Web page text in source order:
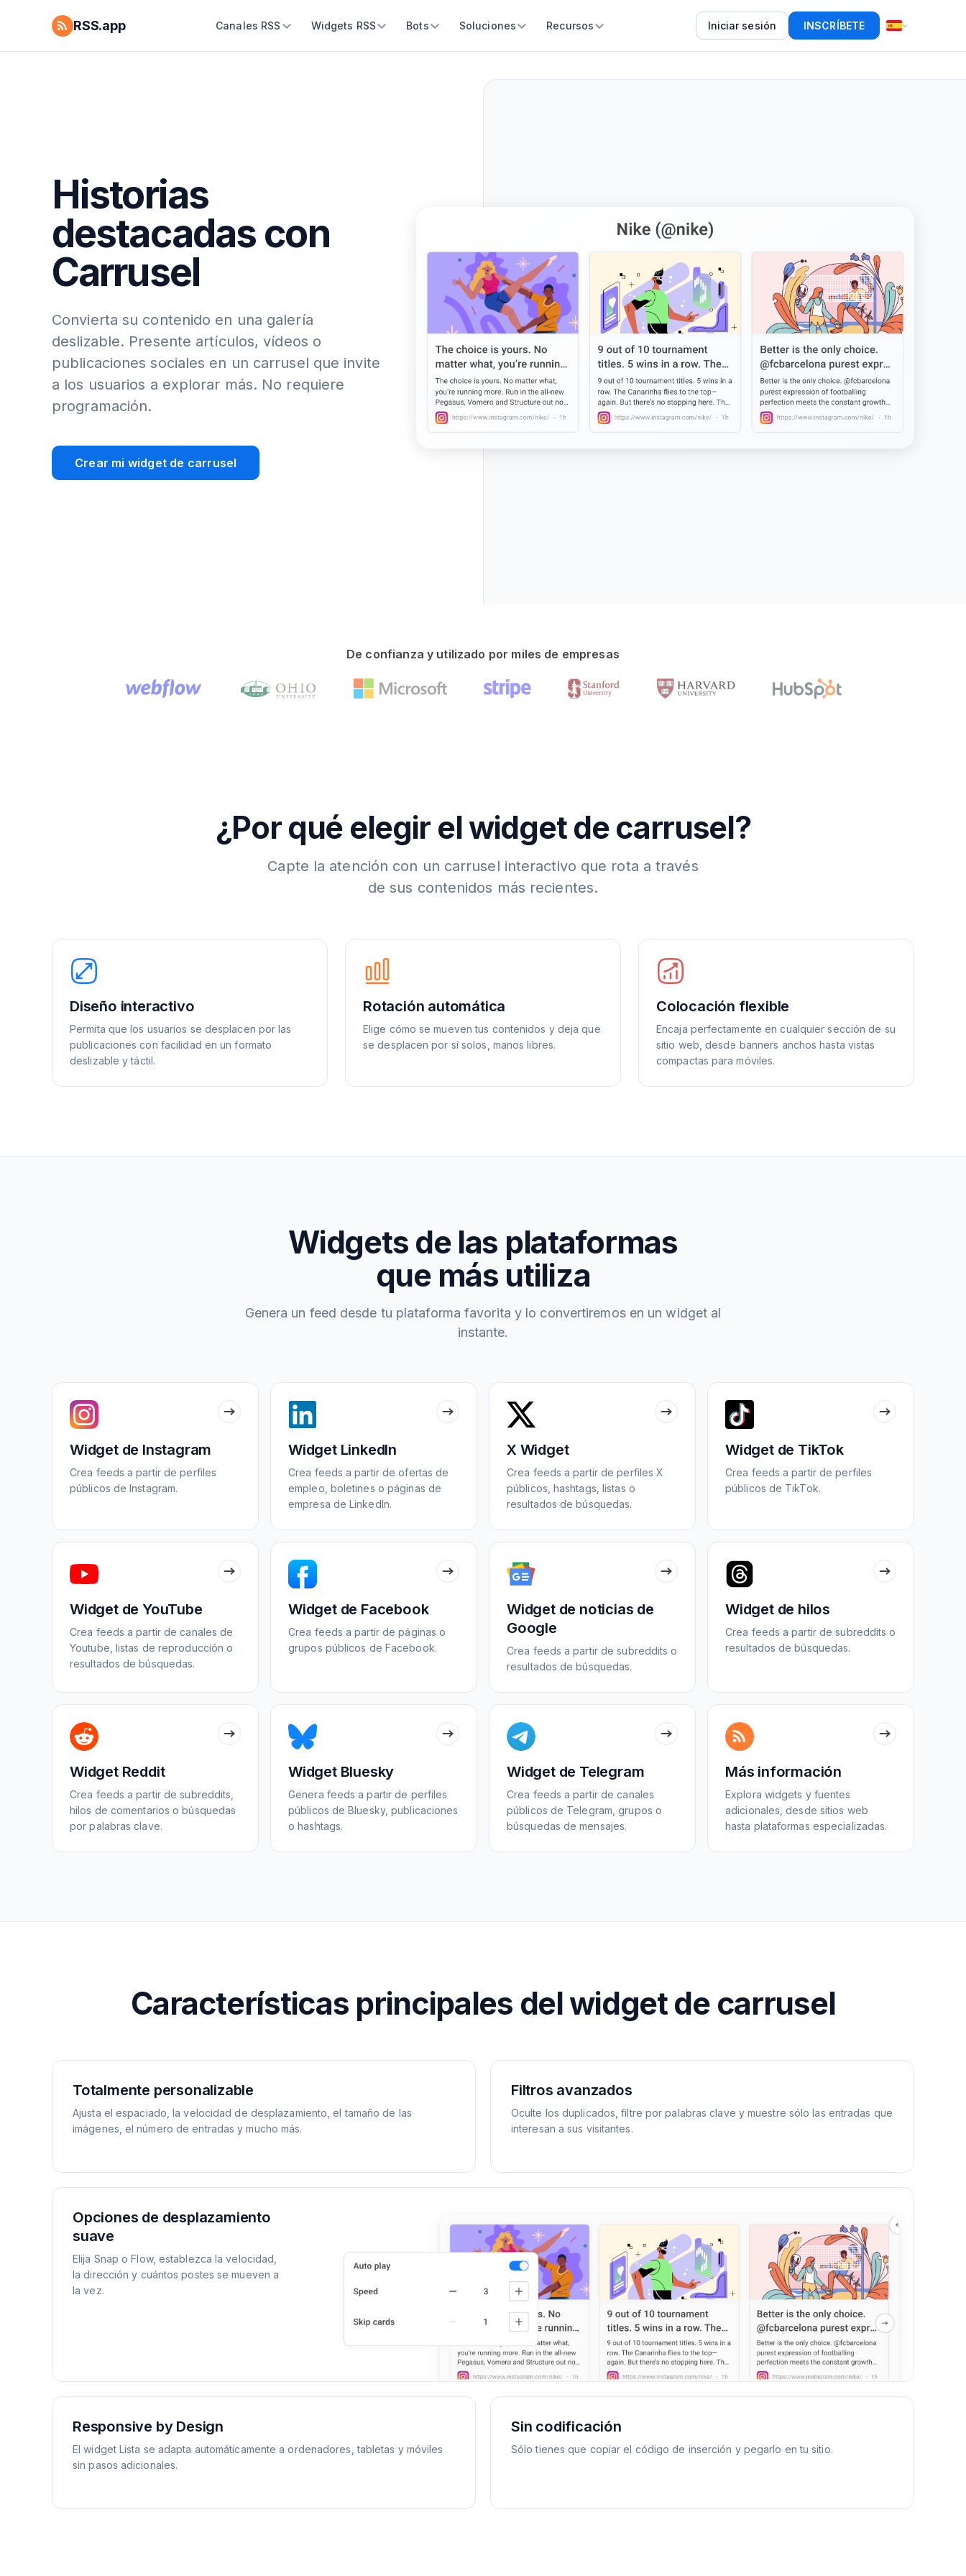
RSS.app Canales RSS Widgets RSS Bots Soluciones Recursos Iniciar sesión INSCRÍBETE
Historias
destacadas con
Carrusel
Convierta su contenido en una galería
deslizable. Presente artículos, vídeos o
publicaciones sociales en un carrusel que invite
a los usuarios a explorar más. No requiere
programación.
Crear mi widget de carrusel
De confianza y utilizado por miles de empresas
¿Por qué elegir el widget de carrusel?
Capte la atención con un carrusel interactivo que rota a través
de sus contenidos más recientes.
Diseño interactivo
Permita que los usuarios se desplacen por las
publicaciones con facilidad en un formato
deslizable y táctil.
Rotación automática
Elige cómo se mueven tus contenidos y deja que
se desplacen por sí solos, manos libres.
Colocación flexible
Encaja perfectamente en cualquier sección de su
sitio web, desde banners anchos hasta vistas
compactas para móviles.
Widgets de las plataformas
que más utiliza
Genera un feed desde tu plataforma favorita y lo convertiremos en un widget al
instante.
Widget de Instagram
Crea feeds a partir de perfiles
públicos de Instagram.
Widget LinkedIn
Crea feeds a partir de ofertas de
empleo, boletines o páginas de
empresa de LinkedIn.
X Widget
Crea feeds a partir de perfiles X
públicos, hashtags, listas o
resultados de búsquedas.
Widget de TikTok
Crea feeds a partir de perfiles
públicos de TikTok.
Widget de YouTube
Crea feeds a partir de canales de
Youtube, listas de reproducción o
resultados de búsquedas.
Widget de Facebook
Crea feeds a partir de páginas o
grupos públicos de Facebook.
Widget de noticias de
Google
Crea feeds a partir de subreddits o
resultados de búsquedas.
Widget de hilos
Crea feeds a partir de subreddits o
resultados de búsquedas.
Widget Reddit
Crea feeds a partir de subreddits,
hilos de comentarios o búsquedas
por palabras clave.
Widget Bluesky
Genera feeds a partir de perfiles
públicos de Bluesky, publicaciones
o hashtags.
Widget de Telegram
Crea feeds a partir de canales
públicos de Telegram, grupos o
búsquedas de mensajes.
Más información
Explora widgets y fuentes
adicionales, desde sitios web
hasta plataformas especializadas.
Características principales del widget de carrusel
Totalmente personalizable
Ajusta el espaciado, la velocidad de desplazamiento, el tamaño de las
imágenes, el número de entradas y mucho más.
Filtros avanzados
Oculte los duplicados, filtre por palabras clave y muestre sólo las entradas que
interesan a sus visitantes.
Opciones de desplazamiento
suave
Elija Snap o Flow, establezca la velocidad,
la dirección y cuántos postes se mueven a
la vez.
Responsive by Design
El widget Lista se adapta automáticamente a ordenadores, tabletas y móviles
sin pasos adicionales.
Sin codificación
Sólo tienes que copiar el código de inserción y pegarlo en tu sitio.